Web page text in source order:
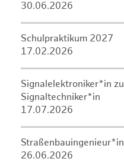
30.06.2026
Schulpraktikum 2027
17.02.2026
Signalelektroniker*in
Signaltechniker*in
17.07.2026
26.06.2026